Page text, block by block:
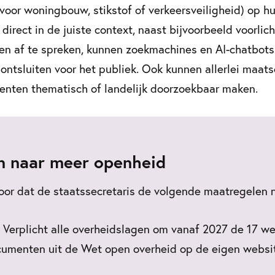
woningbouw, stikstof of verkeersveiligheid) op
in de juiste context, naast bijvoorbeeld
af te spreken, kunnen zoekmachines en AI-
voor het publiek. Ook kunnen allerlei
thematisch of landelijk doorzoekbaar maken.
naar meer openheid
dat de staatssecretaris de volgende maatregelen
alle overheidslagen om vanaf 2027 de 17
uit de Wet open overheid op de eigen